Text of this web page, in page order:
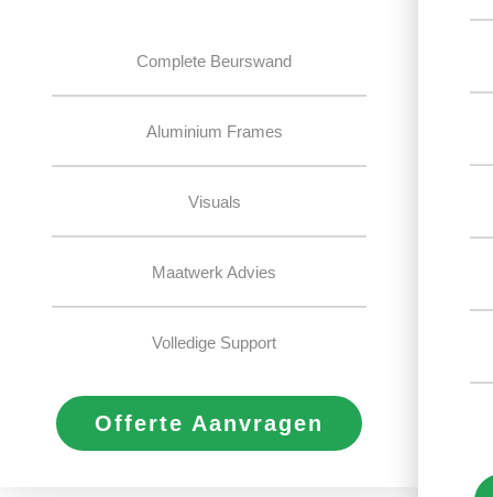
Complete Beurswand
Aluminium Frames
Visuals
Maatwerk Advies
Volledige Support
Offerte Aanvragen